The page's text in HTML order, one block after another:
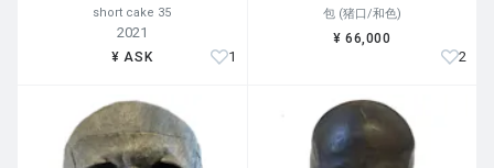
short cake 35
2021
¥ ASK 1
包 (猪口/和色)
¥ 66,000
2